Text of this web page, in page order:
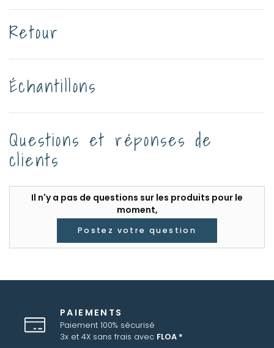
Retour
Échantillons
Questions et réponses de
clients
Il n'y a pas de questions sur les produits pour le
moment,
Postez votre question
PAIEMENTS
Paiement 100% sécurisé
3x et 4X sans frais avec FLOA *